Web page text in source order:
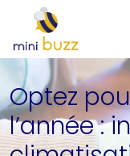
Optez
l’année :